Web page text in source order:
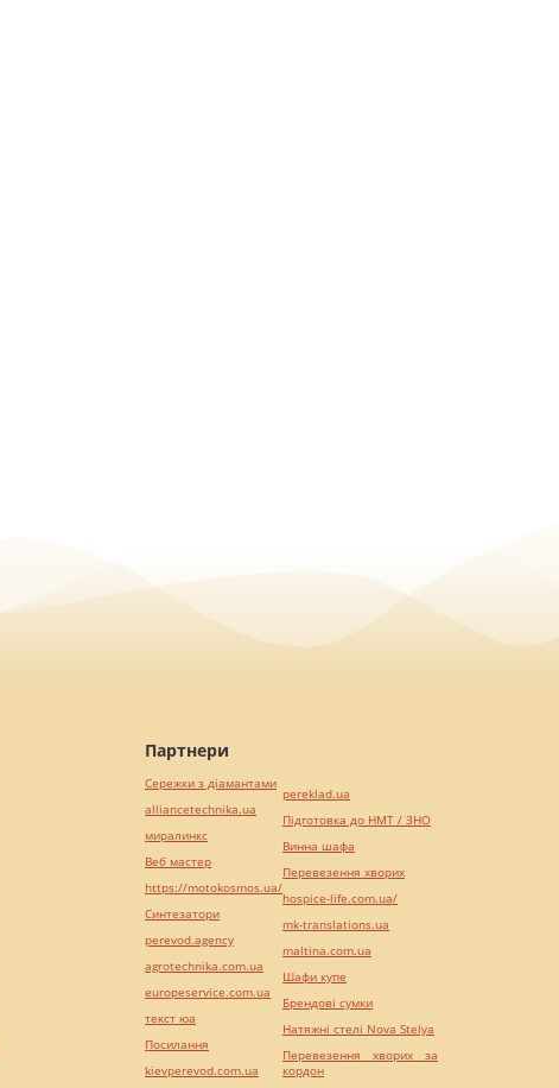
Партнери
Сережки з діамантами
alliancetechnika.ua
миралинкс
Веб мастер
https://motokosmos.ua/
Синтезатори
perevod.agency
agrotechnika.com.ua
europeservice.com.ua
текст юа
Посилання
kievperevod.com.ua
pereklad.ua
Підготовка до НМТ / ЗНО
Винна шафа
Перевезення хворих
hospice-life.com.ua/
mk-translations.ua
maltina.com.ua
Шафи купе
Брендові сумки
Натяжні стелі Nova Stelya
Перевезення хворих за
кордон